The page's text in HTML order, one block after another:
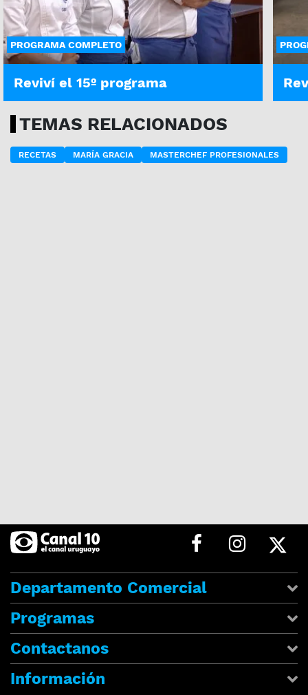
PROGRAMA COMPLETO
Reviví el 15º programa
TEMAS RELACIONADOS
RECETAS MARÍA GRACIA MASTERCHEF PROFESIONALES
Departamento Comercial
Programas
Contactanos
Información